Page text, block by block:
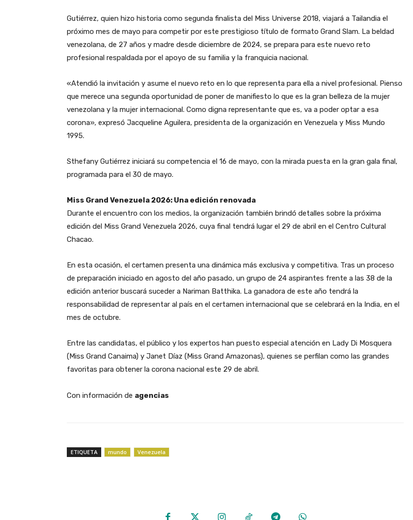
​Gutiérrez, quien hizo historia como segunda finalista del Miss Universe 2018, viajará a Tailandia el
próximo mes de mayo para competir por este prestigioso título de formato Grand Slam. La beldad
venezolana, de 27 años y madre desde diciembre de 2024, se prepara para este nuevo reto
profesional respaldada por el apoyo de su familia y la franquicia nacional.
​«Atendió la invitación y asume el nuevo reto en lo que representa para ella a nivel profesional. Pienso
que merece una segunda oportunidad de poner de manifiesto lo que es la gran belleza de la mujer
venezolana y la mujer internacional. Como digna representante que es, va a poder optar a esa
corona», expresó Jacqueline Aguilera, presidenta de la organización en Venezuela y Miss Mundo
1995.
​Sthefany Gutiérrez iniciará su competencia el 16 de mayo, con la mirada puesta en la gran gala final,
programada para el 30 de mayo.
​Miss Grand Venezuela 2026: Una edición renovada
​Durante el encuentro con los medios, la organización también brindó detalles sobre la próxima
edición del Miss Grand Venezuela 2026, cuya final tendrá lugar el 29 de abril en el Centro Cultural
Chacao.
​En esta ocasión, el certamen presenta una dinámica más exclusiva y competitiva. Tras un proceso
de preparación iniciado en agosto del año pasado, un grupo de 24 aspirantes frente a las 38 de la
edición anterior buscará suceder a Nariman Batthika. La ganadora de este año tendrá la
responsabilidad de representar al país en el certamen internacional que se celebrará en la India, en el
mes de octubre.
​Entre las candidatas, el público y los expertos han puesto especial atención en Lady Di Mosquera
(Miss Grand Canaima) y Janet Díaz (Miss Grand Amazonas), quienes se perfilan como las grandes
favoritas para obtener la corona nacional este 29 de abril.
Con información de agencias
ETIQUETA mundo Venezuela